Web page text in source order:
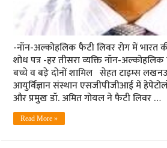
-नॉन-अल्कोहलिक फैटी लिवर रोग में भारत
शोध पत्र -हर तीसरा व्यक्ति नॉन-
बच्चे व बड़े दोनों शामिल सेहत टाइम्स
आयुर्विज्ञान संस्थान एसजीपीजीआई में
और प्रमुख डॉ. अमित गोयल ने फैटी लिवर …
Read More »